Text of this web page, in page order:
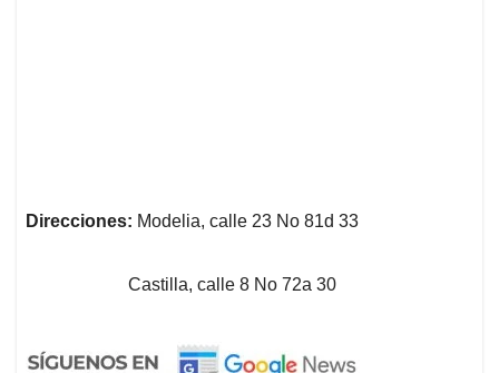
Direcciones: Modelia, calle 23 No 81d 33
Castilla, calle 8 No 72a 30